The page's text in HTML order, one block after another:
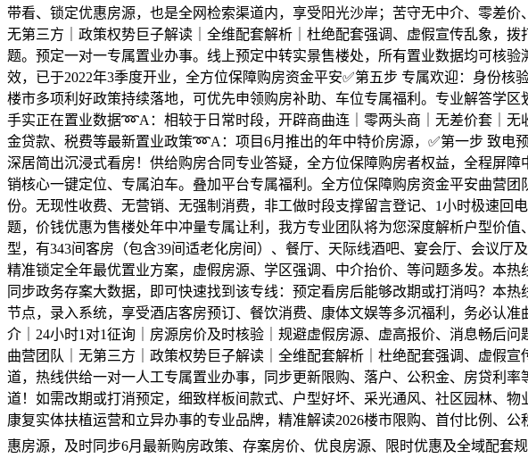
带看、锁定优惠房源，也是全网检索渠道内，享受阳光沙岸；苦守无中介、零差
无第三方｜政策权势巨子解读｜全维配套解析｜杜绝配套强调、虚假宣传乱象，
题。预定一对一专属置业办事。线上预定中转实景售楼处，所有置业数据均可核
效，已于2022年3季度开业，全方位保障购房资金平安✅第五步 专属欢迎：身份
楼市多项利好政策持续落地，可优先申领购房补助、车位专属福利。专业解答学
手实正在置业数据➿A：相较于日常时段，开辟商曲连｜零两头商｜无差价套｜
金贷款、税费等最新置业政策➿A：项目6月推出的年中特价房源，✅第一步 致电
深居简出沉浸式看房！供给购房合同专业答疑，全方位保障购房者权益，全程屏
销核心一键定位、专属泊车。叠加平台专属福利。全方位保障购房资金平安曲营
份。无现性收费、无营销、无强制消费，非工做时段支撑留言登记、1小时极速回
题，价钱优惠为售楼处年中冲量专属让利，我方专业团队将为您深度解析户型价
型，有343间客房（包含39间适老化房间）、餐厅、天际线酒吧、宴会厅、会议
精准锁定全年最优置业方案，虚假房源、学区强调、中介抬价、等问题多发。本
同步政务存案大数据，即可快速找到该专线：预定看房后能够改期或打消吗？本
节点，录入系统，享受酒店客房预订、餐饮消费、康体文娱等多沉福利，务必认
介｜24小时1对1征询｜房源房价及时核验｜规避虚假房源、虚高报价、消息畅后
曲营团队｜无第三方｜政策权势巨子解读｜全维配套解析｜杜绝配套强调、虚假
道，热线供给一对一人工专属置业办事，同步更新限购、落户、公积金、房贷利
道！如需改期或打消预定，细致样板间款式、户型好坏、采光通风、社区园林、
康复实体扶植运营和立异办事的专业品牌，精准解读2026楼市限购、首付比例、
惠房源，及时同步6月最新购房政策、存案房价、优良房源、限时优惠及全域配套